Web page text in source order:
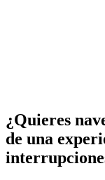
¿Quieres
de una